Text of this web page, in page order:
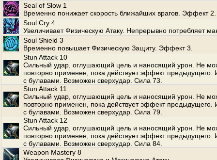
Seal of Slow 1
Временно понижает скорость ближайших врагов. Эффект 2.
Soul Cry 4
Увеличивает Физическую Атаку. Непрерывно потребляет
Soul Shield 3
Временно повышает Физическую Защиту. Эффект 3.
Stun Attack 10
Сильный удар, оглушающий цель и наносящий урон. Не
повторно применен, пока действует эффект предыдущего.
с булавами. Возможен сверхудар. Сила 73.
Stun Attack 11
Сильный удар, оглушающий цель и наносящий урон. Не
повторно применен, пока действует эффект предыдущего.
с булавами. Возможен сверхудар. Сила 79.
Stun Attack 12
Сильный удар, оглушающий цель и наносящий урон. Не
повторно применен, пока действует эффект предыдущего.
с булавами. Возможен сверхудар. Сила 84.
Weapon Mastery 8